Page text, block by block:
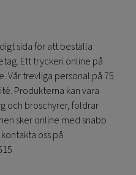
sida för att beställa
Ett tryckeri online på
Vår trevliga personal på 75
Produkterna kan vara
och broschyrer, foldrar
sker online med snabb
oss på